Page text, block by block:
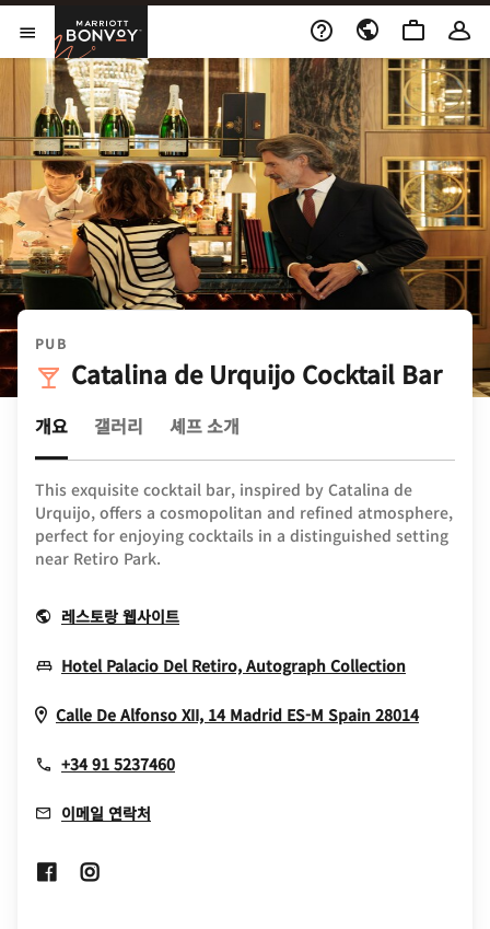
Skip to Content
메뉴 열기
Marriott Bonvoy
PUB
Catalina de Urquijo Cocktail Bar
개요 갤러리 셰프 소개
This exquisite cocktail bar, inspired by Catalina de
Urquijo, offers a cosmopolitan and refined atmosphere,
perfect for enjoying cocktails in a distinguished setting
near Retiro Park.
레스토랑 웹사이트Opens In New Window
Hotel Palacio Del Retiro, Autograph CollectionOpens In
Calle De Alfonso XII, 14 Madrid ES-M Spain 28014Opens
+34 91 5237460
이메일 연락처
Opens In New Window